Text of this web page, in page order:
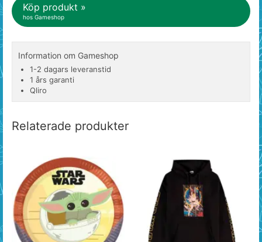
Köp produkt »
hos Gameshop
Information om Gameshop
1-2 dagars leveranstid
1 års garanti
Qliro
Relaterade produkter